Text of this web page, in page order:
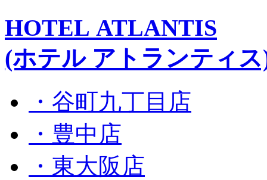
HOTEL ATLANTIS
(ホテル アトランティ
・谷町九丁目店
・豊中店
・東大阪店